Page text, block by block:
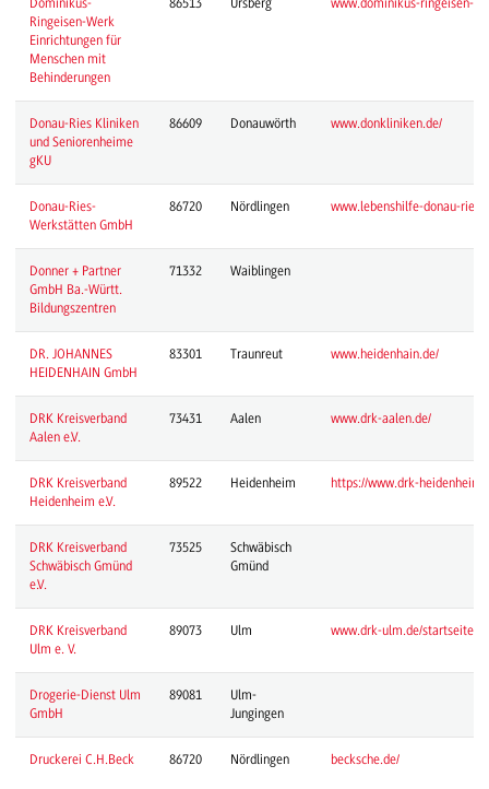
Dominikus-
Ringeisen-Werk
Einrichtungen für
Menschen mit
Behinderungen
86513 Ursberg www.dominikus-ringeisen-
Donau-Ries Kliniken
und Seniorenheime
gKU
86609 Donauwörth www.donkliniken.de/
Donau-Ries-
Werkstätten GmbH
86720 Nördlingen www.lebenshilfe-donau-
Donner + Partner
GmbH Ba.-Württ.
Bildungszentren
71332 Waiblingen
DR. JOHANNES
HEIDENHAIN GmbH
83301 Traunreut www.heidenhain.de/
DRK Kreisverband
Aalen e.V.
73431 Aalen www.drk-aalen.de/
DRK Kreisverband
Heidenheim e.V.
89522 Heidenheim https://www.drk-
DRK Kreisverband
Schwäbisch Gmünd
e.V.
73525
Schwäbisch
Gmünd
DRK Kreisverband
Ulm e. V.
89073 Ulm www.drk-ulm.de/startseite-
Drogerie-Dienst Ulm
GmbH
89081
Ulm-
Jungingen
Druckerei C.H.Beck 86720 Nördlingen becksche.de/